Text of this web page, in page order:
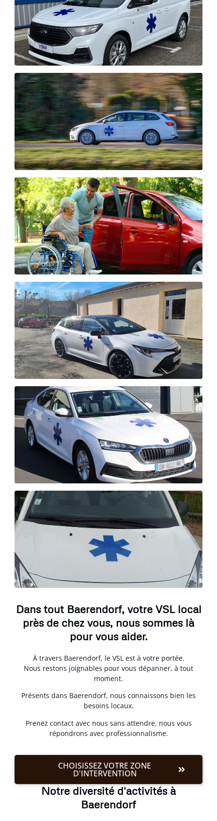
Dans tout Baerendorf, votre VSL local
près de chez vous, nous sommes là
pour vous aider.
À travers Baerendorf, le VSL est à votre portée.
Nous restons joignables pour vous dépanner, à tout
moment.
Présents dans Baerendorf, nous connaissons bien les
besoins locaux.
Prenez contact avec nous sans attendre, nous vous
répondrons avec professionnalisme.
CHOISISSEZ VOTRE ZONE
D'INTERVENTION
Notre diversité d'activités à
Baerendorf